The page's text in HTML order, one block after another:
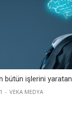
bütün işlerini yaratan
- VEKA MEDYA